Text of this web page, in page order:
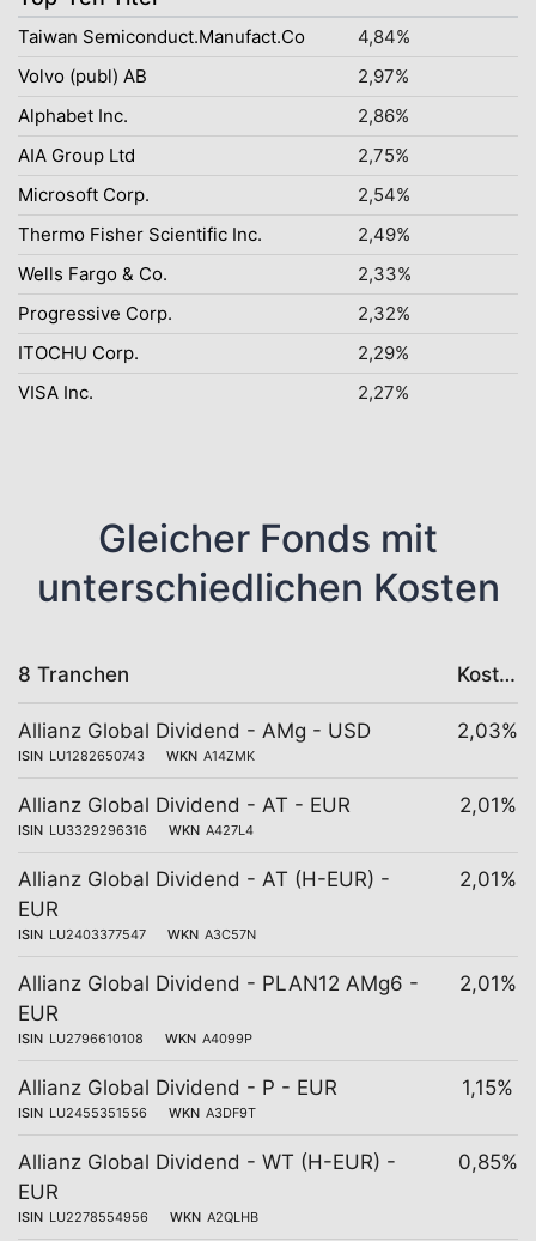
Taiwan Semiconduct.Manufact.Co
4,84%
Volvo (publ) AB
2,97%
Alphabet Inc.
2,86%
AIA Group Ltd
2,75%
Microsoft Corp.
2,54%
Thermo Fisher Scientific Inc.
2,49%
Wells Fargo & Co.
2,33%
Progressive Corp.
2,32%
ITOCHU Corp.
2,29%
VISA Inc.
2,27%
Gleicher Fonds mit
unterschiedlichen Kosten
8 Tranchen Kosten
Allianz Global Dividend - AMg - USD
ISIN LU1282650743 WKN A14ZMK
2,03%
Allianz Global Dividend - AT - EUR
ISIN LU3329296316 WKN A427L4
2,01%
Allianz Global Dividend - AT (H-EUR) -
EUR
ISIN LU2403377547 WKN A3C57N
2,01%
Allianz Global Dividend - PLAN12 AMg6 -
EUR
ISIN LU2796610108 WKN A4099P
2,01%
Allianz Global Dividend - P - EUR
ISIN LU2455351556 WKN A3DF9T
1,15%
Allianz Global Dividend - WT (H-EUR) -
EUR
ISIN LU2278554956 WKN A2QLHB
0,85%